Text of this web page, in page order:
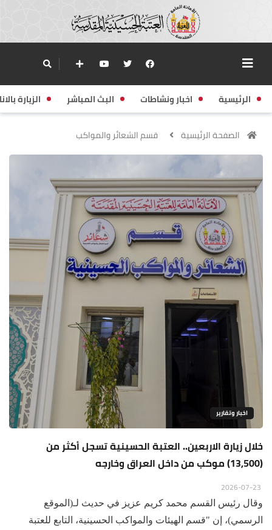
الرئيسية اخبار ونشاطات البث المباشر الزيارة
الصفحة الرئيسية قسم الشعائر والمواكب
اخبار وتقارير
خلال زيارة الاربعين.. العتبة الحسينية تسجل أكثر من
(13,500) موكب من داخل العراق وخارجه
وقال رئيس القسم محمد كريم عزيز في حديث لـ(الموقع
الرسمي)، إن "قسم الهيئات والمواكب الحسينية، التابع للعتبة